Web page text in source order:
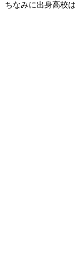
ちなみに出身高校